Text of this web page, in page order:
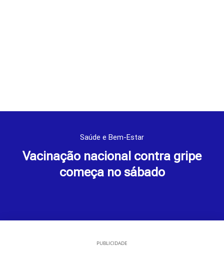
Saúde e Bem-Estar
Vacinação nacional contra gripe
começa no sábado
PUBLICIDADE